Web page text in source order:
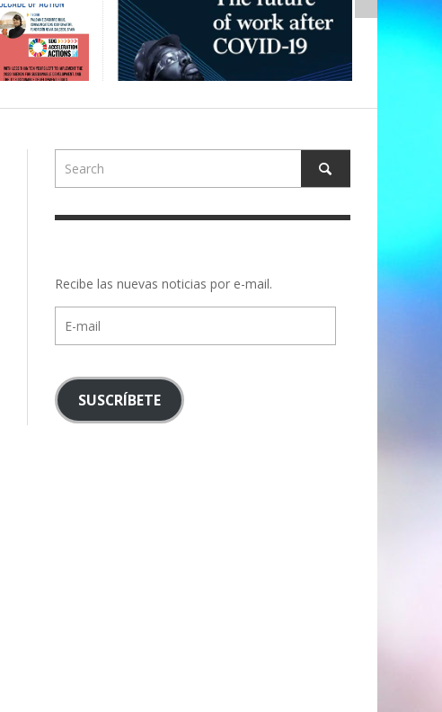
Recibe las nuevas noticias por e-mail.
mail
SUSCRÍBETE